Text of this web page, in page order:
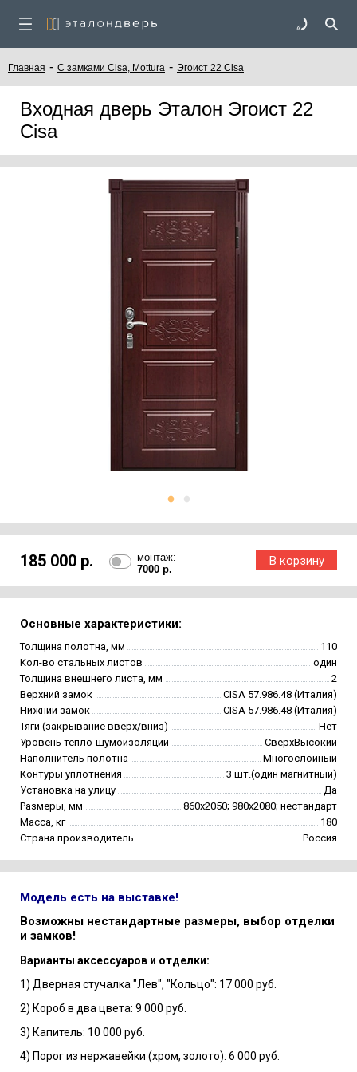
Главная - C замками Cisa, Mottura - Эгоист 22 Cisa
Входная дверь Эталон Эгоист 22
Cisa
185 000 р.
монтаж:
7000 р.
Основные характеристики:
Толщина полотна, мм
110
Кол-во стальных листов
один
Толщина внешнего листа, мм
2
Верхний замок
CISA 57.986.48 (Италия)
Нижний замок
CISA 57.986.48 (Италия)
Тяги (закрывание вверх/вниз)
Нет
Уровень тепло-шумоизоляции
СверхВысокий
Наполнитель полотна
Многослойный
Контуры уплотнения
3 шт.(один магнитный)
Установка на улицу
Да
Размеры, мм
860х2050; 980х2080; нестандарт
Масса, кг
180
Страна производитель
Россия
Модель есть на выставке!
Возможны нестандартные размеры, выбор отделки
и замков!
Варианты аксессуаров и отделки:
1) Дверная стучалка "Лев", "Кольцо": 17 000 руб.
2) Короб в два цвета: 9 000 руб.
3) Капитель: 10 000 руб.
4) Порог из нержавейки (хром, золото): 6 000 руб.